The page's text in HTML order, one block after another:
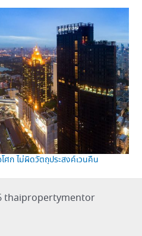
ก ไม่ผิดวัตถุประสงค์เวนคืน
thaipropertymentor